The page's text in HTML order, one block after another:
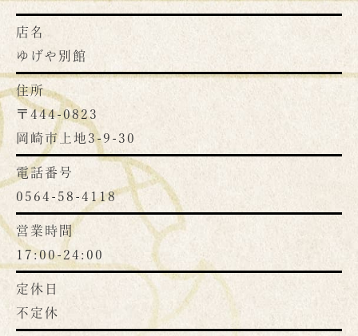
店名
ゆげや別館
住所
〒444-0823
岡崎市上地3-9-30
電話番号
0564-58-4118
営業時間
17:00-24:00
定休日
不定休